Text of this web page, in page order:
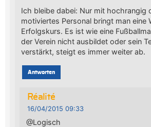
Ich bleibe dabei: Nur mit hochrangig
motiviertes Personal bringt man eine
Erfolgskurs. Es ist wie eine
der Verein nicht ausbildet oder sein
verstärkt, steigt es immer weiter ab.
Antworten
Réalité
16/04/2015 09:33
@Logisch